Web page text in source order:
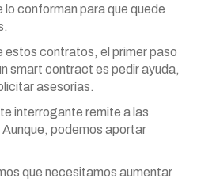
conforman para que quede
estos contratos, el primer paso
smart contract es pedir ayuda,
asesorías.
interrogante remite a las
podemos aportar
que necesitamos aumentar